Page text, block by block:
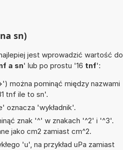
sn)
jest wprowadzić wartość do
a sn' lub po prostu '16 tnf':
można pominąć między nazwami
tnf ile to sn'.
oznacza 'wykładnik'.
znak '^' w znakach '^2' i '^3'.
jako cm2 zamiast cm^2.
'u', na przykład uPa zamiast